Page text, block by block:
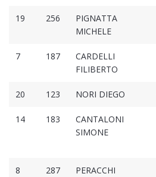
19 256
PIGNATTA
MICHELE
7 187
CARDELLI
FILIBERTO
20 123 NORI DIEGO
14 183
CANTALONI
SIMONE
8 287
PERACCHI